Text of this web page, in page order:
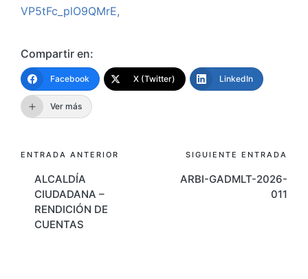
VP5tFc_plO9QMrE,
Compartir en:
Facebook X (Twitter) LinkedIn
Ver más
Navegación
de
entradas
ENTRADA ANTERIOR
ALCALDÍA
CIUDADANA –
RENDICIÓN DE
CUENTAS
SIGUIENTE ENTRADA
ARBI-GADMLT-2026-
011